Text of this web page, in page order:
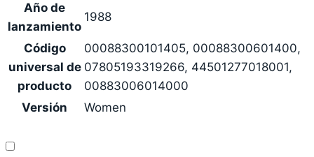
Año de
lanzamiento
1988
Código
universal de
producto
00088300101405, 00088300601400,
07805193319266, 44501277018001,
00883006014000
Versión
Women